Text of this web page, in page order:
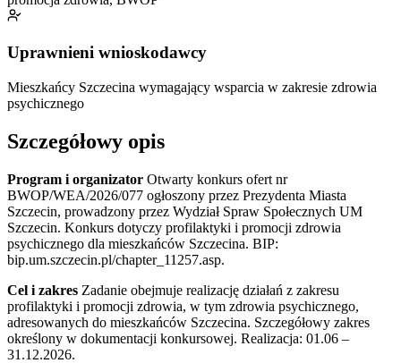
Uprawnieni wnioskodawcy
Mieszkańcy Szczecina wymagający wsparcia w zakresie zdrowia
psychicznego
Szczegółowy opis
Program i organizator Otwarty konkurs ofert nr
BWOP/WEA/2026/077 ogłoszony przez Prezydenta Miasta
Szczecin, prowadzony przez Wydział Spraw Społecznych UM
Szczecin. Konkurs dotyczy profilaktyki i promocji zdrowia
psychicznego dla mieszkańców Szczecina. BIP:
bip.um.szczecin.pl/chapter_11257.asp.
Cel i zakres Zadanie obejmuje realizację działań z zakresu
profilaktyki i promocji zdrowia, w tym zdrowia psychicznego,
adresowanych do mieszkańców Szczecina. Szczegółowy zakres
określony w dokumentacji konkursowej. Realizacja: 01.06 –
31.12.2026.